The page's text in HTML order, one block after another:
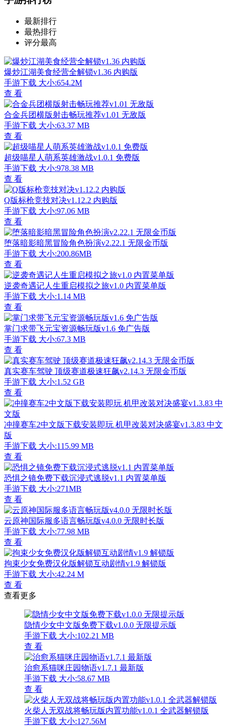
最新排行
最热排行
评分最高
爆炒江湖美食经营全解锁v1.36 内购版
手游下载 大小:654.2M
查 看
合金兵团横版射击畅玩推荐v1.01 无敌版
手游下载 大小:63.37 MB
查 看
超级喵星人萌系英雄激战v1.0.1 免费版
手游下载 大小:978.38 MB
查 看
Q版标枪竞技对决v1.12.2 内购版
手游下载 大小:97.06 MB
查 看
堕落暗影暗黑冒险角色扮演v2.22.1 无限金币版
手游下载 大小:200.86MB
查 看
逆袭奇遇记人生重启模拟之旅v1.0 内置菜单版
手游下载 大小:1.14 MB
查 看
掌门求带飞元宝资源畅玩版v1.6 免广告版
手游下载 大小:67.3 MB
查 看
真实赛车驾驶 顶级赛道极速狂飙v2.14.3 无限金币版
手游下载 大小:1.52 GB
查 看
冲撞赛车2中文版下载安装即玩 机甲改装对决盛宴v1.3.83 中文
版
手游下载 大小:115.99 MB
查 看
恐惧之镜免费下载沉浸式逃脱v1.1 内置菜单版
手游下载 大小:271MB
查 看
云原神国际服多语言畅玩版v4.0.0 无限时长版
手游下载 大小:77.98 MB
查 看
拘束少女免费汉化版解锁互动剧情v1.9 解锁版
手游下载 大小:42.24 M
查 看
查看更多
隐情少女中文版免费下载v1.0.0 无限提示版
手游下载 大小:102.21 MB
查 看
治愈系猫咪庄园物语v1.7.1 最新版
手游下载 大小:58.67 MB
查 看
火柴人无双战将畅玩版内置功能v1.0.1 全武器解锁版
手游下载 大小:127.56M